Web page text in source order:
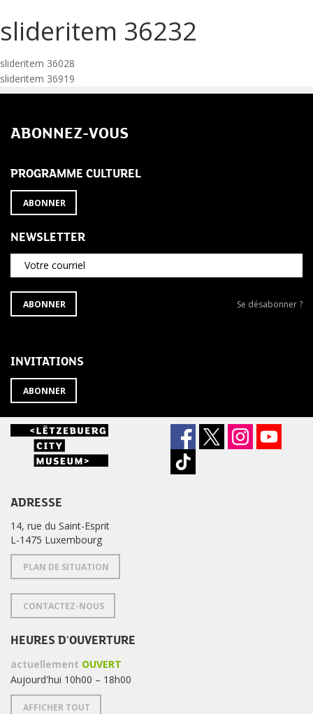
slideritem 36232
Navigation
de
l’article
slideritem 36028
slideritem 36919
ABONNEZ-VOUS
PROGRAMME CULTUREL
ABONNER
NEWSLETTER
Votre courriel
S'ABONNER
À
ABONNER
Se
Se désabonner ?
INVITATIONS
ABONNER
ADRESSE
14, rue du Saint-Esprit
L-1475 Luxembourg
PLAN DE SITUATION
CONTACTEZ-NOUS
HEURES D'OUVERTURE
actuellement OUVERT
Aujourd'hui 10h00 – 18h00
AFFICHER TOUT